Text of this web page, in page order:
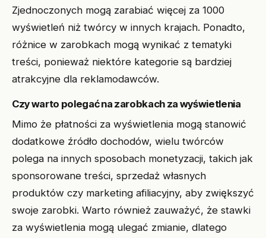
Zjednoczonych mogą zarabiać więcej za 1000
wyświetleń niż twórcy w innych krajach. Ponadto,
różnice w zarobkach mogą wynikać z tematyki
treści, ponieważ niektóre kategorie są bardziej
atrakcyjne dla reklamodawców.
Czy warto polegać na zarobkach za wyświetlenia
Mimo że płatności za wyświetlenia mogą stanowić
dodatkowe źródło dochodów, wielu twórców
polega na innych sposobach monetyzacji, takich jak
sponsorowane treści, sprzedaż własnych
produktów czy marketing afiliacyjny, aby zwiększyć
swoje zarobki. Warto również zauważyć, że stawki
za wyświetlenia mogą ulegać zmianie, dlatego